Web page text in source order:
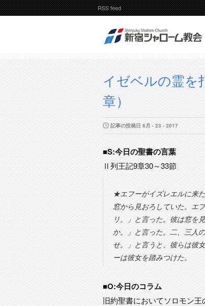
RSS feed
イゼベルの霊を
章）
記事の投稿日 6月 - 23 - 2017
■S:今日の聖書の言葉
Ⅱ列王記9章30～33節
★エフーがイズレエルに来
窓から見おろしていた。エ
リ。」と言った。彼は窓を
か。」と言った。二、三人
せ。」と言うと、彼らは彼
ーは彼女を踏みつけた。
■O:今日のコラム
旧約聖書においてソロモン